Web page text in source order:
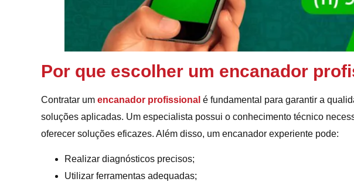
Por que escolher um encanador
Contratar um encanador profissional é fundamental para garantir a
soluções aplicadas. Um especialista possui o conhecimento técnico
oferecer soluções eficazes. Além disso, um encanador experiente pode:
Realizar diagnósticos precisos;
Utilizar ferramentas adequadas;